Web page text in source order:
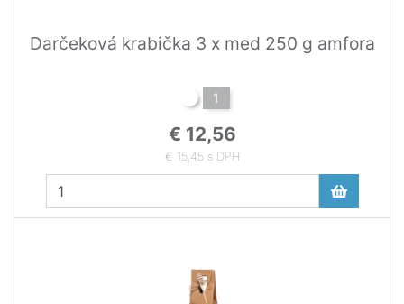
Darčeková krabička 3 x med 250 g amfora
1
€ 12,56
€ 15,45 s DPH